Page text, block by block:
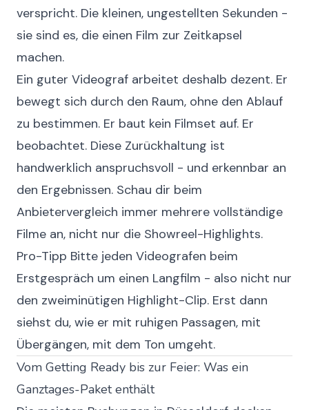
verspricht. Die kleinen, ungestellten Sekunden -
sie sind es, die einen Film zur Zeitkapsel
machen.
Ein guter Videograf arbeitet deshalb dezent. Er
bewegt sich durch den Raum, ohne den Ablauf
zu bestimmen. Er baut kein Filmset auf. Er
beobachtet. Diese Zurückhaltung ist
handwerklich anspruchsvoll - und erkennbar an
den Ergebnissen. Schau dir beim
Anbietervergleich immer mehrere vollständige
Filme an, nicht nur die Showreel-Highlights.
Pro-Tipp Bitte jeden Videografen beim
Erstgespräch um einen Langfilm - also nicht nur
den zweiminütigen Highlight-Clip. Erst dann
siehst du, wie er mit ruhigen Passagen, mit
Übergängen, mit dem Ton umgeht.
Vom Getting Ready bis zur Feier: Was ein
Ganztages-Paket enthält